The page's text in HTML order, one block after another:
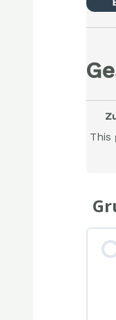
This